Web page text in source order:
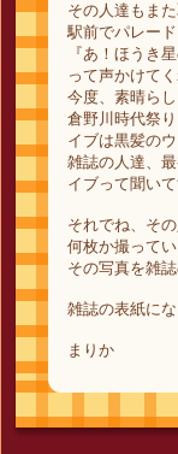
その人達もま
駅前でパレー
『あ！ほうき
って声かけてく
今度、素晴ら
倉野川時代祭
イブは黒髪の
雑誌の人達、
イブって聞い
それでね、そ
何枚か撮って
その写真を雑
雑誌の表紙に
まりか